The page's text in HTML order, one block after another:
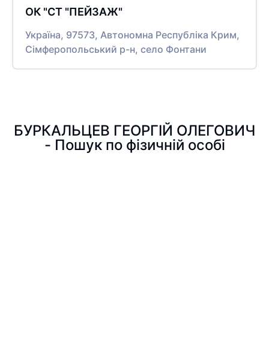
ОК "СТ "ПЕЙЗАЖ"
Україна, 97573, Автономна Республіка Крим,
Сімферопольський р-н, село Фонтани
БУРКАЛЬЦЕВ ГЕОРГІЙ ОЛЕГОВИЧ
- Пошук по фізичній особі